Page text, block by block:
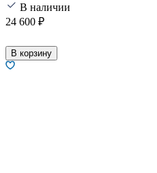
В наличии
24 600 ₽
В корзину